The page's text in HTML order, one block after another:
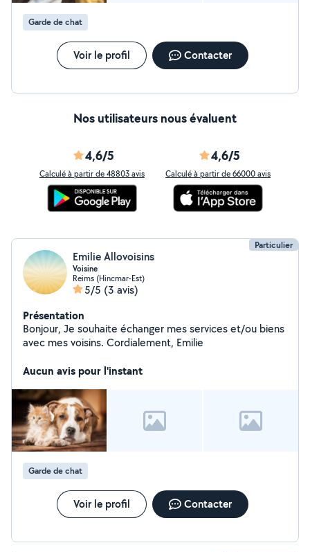
Garde de chat
Voir le profil Contacter
Nos utilisateurs nous évaluent
4,6/5
Calculé à partir de 48803 avis
4,6/5
Calculé à partir de 66000 avis
Particulier
Emilie Allovoisins
Voisine
Reims (Hincmar-Est)
5/5 (3 avis)
Présentation
Bonjour, Je souhaite échanger mes services et/ou biens
avec mes voisins. Cordialement, Emilie
Aucun avis pour l'instant
Garde de chat
Voir le profil Contacter